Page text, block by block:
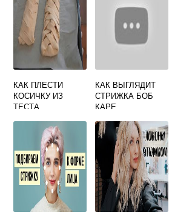
КАК ПЛЕСТИ
КОСИЧКУ ИЗ
ТЕСТА
КАК ВЫГЛЯДИТ
СТРИЖКА БОБ
КАРЕ